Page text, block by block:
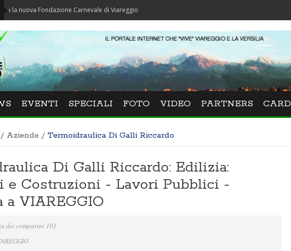
Fondazione Carnevale di Viareggio
EVENTI SPECIALI FOTO VIDEO PARTNERS CARD
/ Aziende / Termoidraulica Di Galli Riccardo
Di Galli Riccardo: Edilizia:
e Costruzioni - Lavori Pubblici -
a VIAREGGIO
dei comparini 101